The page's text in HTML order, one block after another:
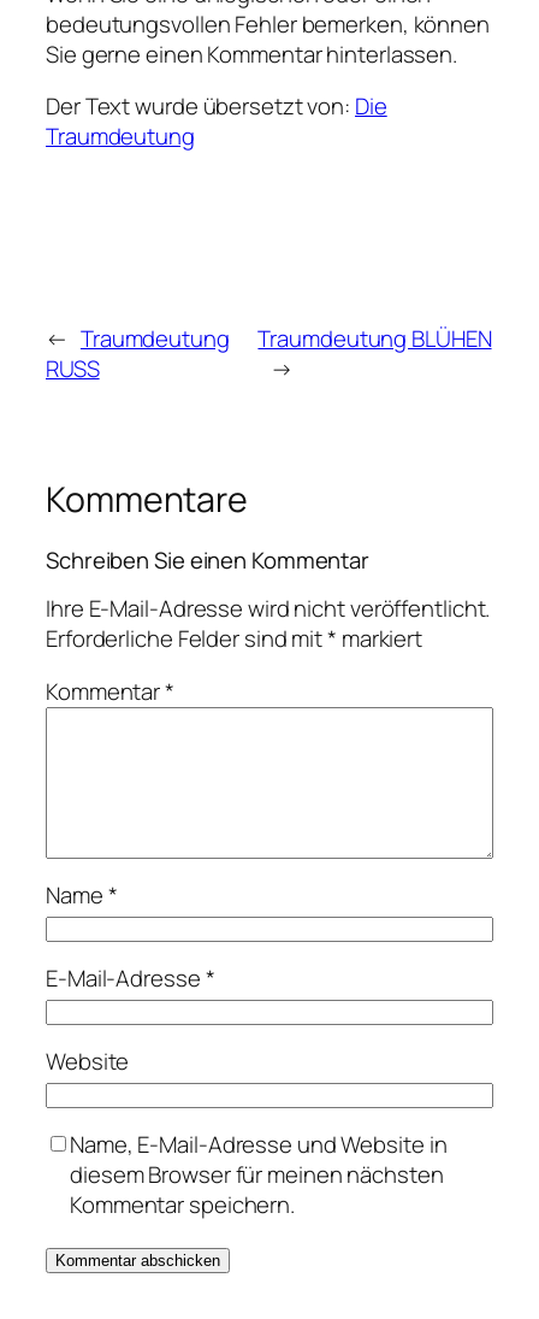
bedeutungsvollen Fehler bemerken, können
Sie gerne einen Kommentar hinterlassen.
Der Text wurde übersetzt von: Die
Traumdeutung
← Traumdeutung
RUSS
Traumdeutung BLÜHEN
→
Kommentare
Schreiben Sie einen Kommentar
Ihre E-Mail-Adresse wird nicht veröffentlicht.
Erforderliche Felder sind mit* markiert
Kommentar*
Name*
E-Mail-Adresse*
Website
Name, E-Mail-Adresse und Website in
diesem Browser für meinen nächsten
Kommentar speichern.